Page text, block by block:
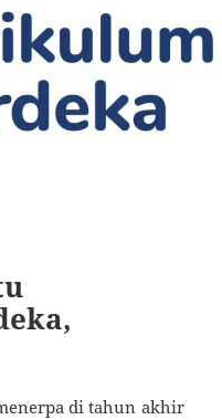
di tahun akhir